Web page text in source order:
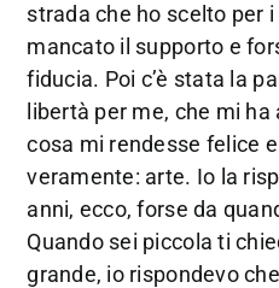
strada che ho scelto per
mancato il supporto e
fiducia. Poi c’è stata la
libertà per me, che mi
cosa mi rendesse felice
veramente: arte. Io la
anni, ecco, forse da
Quando sei piccola ti
grande, io rispondevo